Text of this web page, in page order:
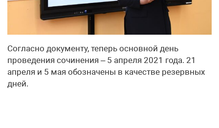
Согласно документу, теперь основной день
проведения сочинения – 5 апреля 2021 года. 21
апреля и 5 мая обозначены в качестве резервных
дней.